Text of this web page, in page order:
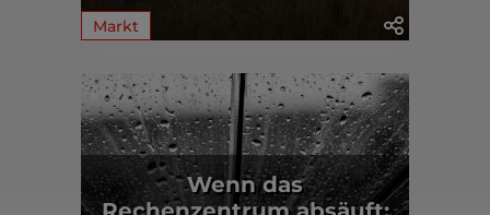
Markt
Wenn das